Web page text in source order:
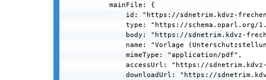
            mainFile: {
id: "https://sdnetrim.kdvz-
type: "https://schema.oparl.org/
body: "https://sdnetrim.kdvz-
name: "Vorlage
                mimeType: "application/pdf",
accessUrl: "https://
downloadUrl: "https://